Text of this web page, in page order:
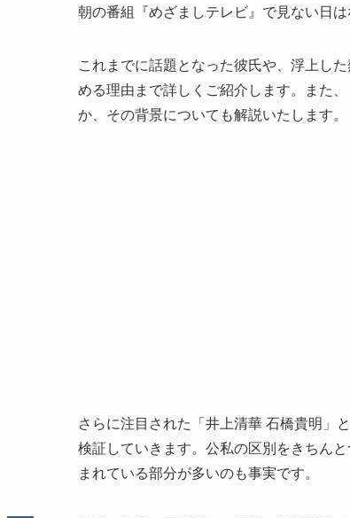
朝の番組『めざましテレビ』で見ない日
これまでに話題となった彼氏や、浮上し
める理由まで詳しくご紹介します。また
か、その背景についても解説いたします。
さらに注目された「井上清華 石橋貴明」
検証していきます。公私の区別をきちん
まれている部分が多いのも事実です。